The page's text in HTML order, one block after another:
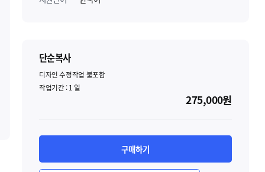
단순복사
디자인 수정작업 불포함
작업기간 :1일
275,000원
구매하기